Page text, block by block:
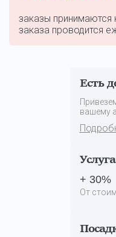
заказы принимаются
заказа проводится
Есть
вашему
+ 30%
От